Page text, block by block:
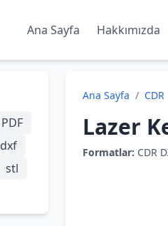
Ana Sayfa Hakkımızda
PDF
dxf
stl
Ana Sayfa / CDR
Lazer
Formatlar: CDR